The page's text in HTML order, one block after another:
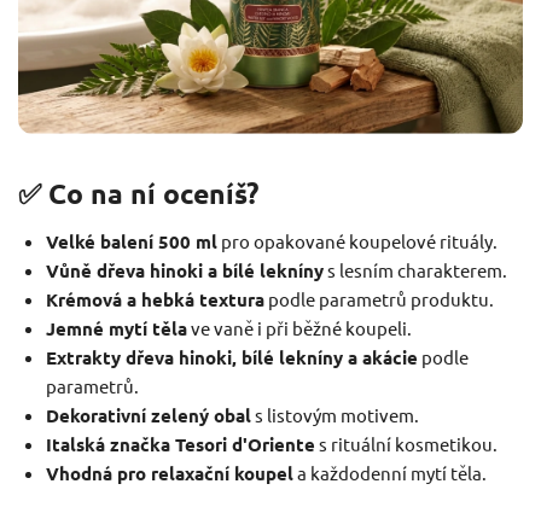
✅ Co na ní oceníš?
Velké balení 500 mlpro opakované koupelové rituály.
Vůně dřeva hinoki a bílé leknínys lesním charakterem.
Krémová a hebká texturapodle parametrů produktu.
Jemné mytí tělave vaně i při běžné koupeli.
Extrakty dřeva hinoki, bílé lekníny a akácie podle
parametrů.
Dekorativní zelený obals listovým motivem.
Italská značka Tesori d'Oriente s rituální kosmetikou.
Vhodná pro relaxační koupela každodenní mytí těla.